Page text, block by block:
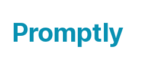
Promptly